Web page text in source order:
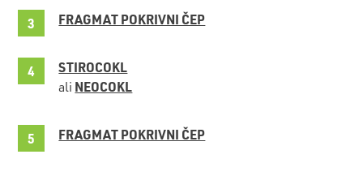
FRAGMAT POKRIVNI ČEP
STIROCOKL
ali NEOCOKL
FRAGMAT POKRIVNI ČEP